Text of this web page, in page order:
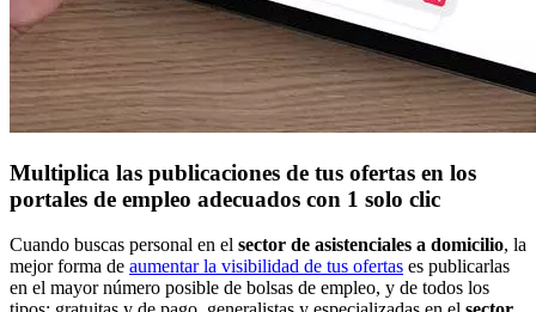
Multiplica las publicaciones de tus ofertas en los
portales de empleo adecuados con 1 solo clic
Cuando buscas personal en el sector de asistenciales a domicilio, la
mejor forma de aumentar la visibilidad de tus ofertas es publicarlas
en el mayor número posible de bolsas de empleo, y de todos los